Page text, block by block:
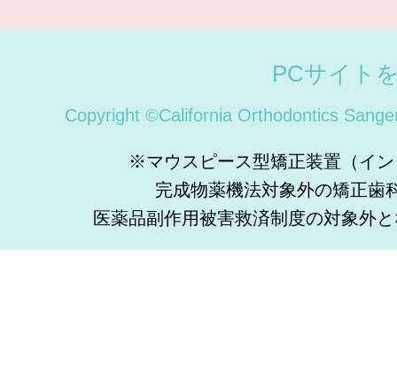
PCサイト
Copyright ©California Orthodontics
※マウスピース型矯正装置（イ
完成物薬機法対象外の矯正歯
医薬品副作用被害救済制度の対象外